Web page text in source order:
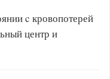
c кровопотерей
центр и